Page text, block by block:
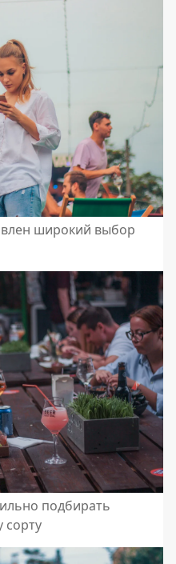
широкий выбор
подбирать
сорту